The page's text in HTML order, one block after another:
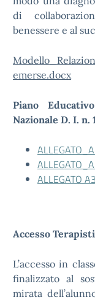
di
benessere e al
emerse.docx
Piano
Nazionale D. I. n.
ALLEGATO
Accesso Terapisti
L’accesso in
finalizzato al
mirata